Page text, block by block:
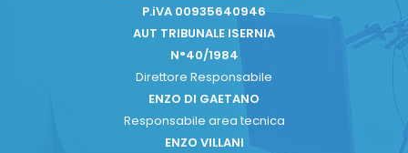
P.iVA 00935640946
AUT TRIBUNALE ISERNIA
N°40/1984
Direttore Responsabile
ENZO DI GAETANO
Responsabile area tecnica
ENZO VILLANI